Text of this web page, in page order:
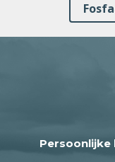
Persoonlijke